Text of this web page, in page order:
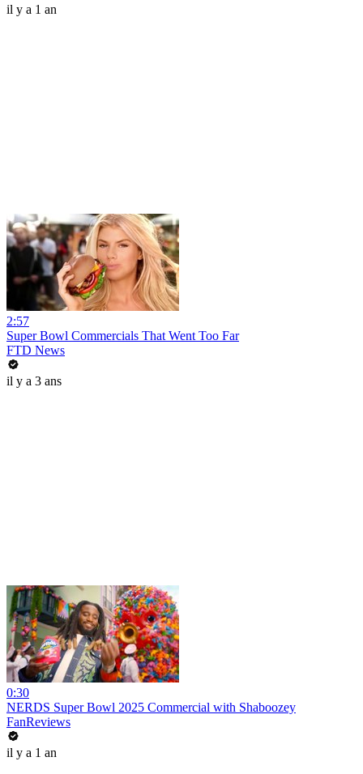
il y a 1 an
2:57
Super Bowl Commercials That Went Too Far
FTD News
il y a 3 ans
0:30
NERDS Super Bowl 2025 Commercial with Shaboozey
FanReviews
il y a 1 an